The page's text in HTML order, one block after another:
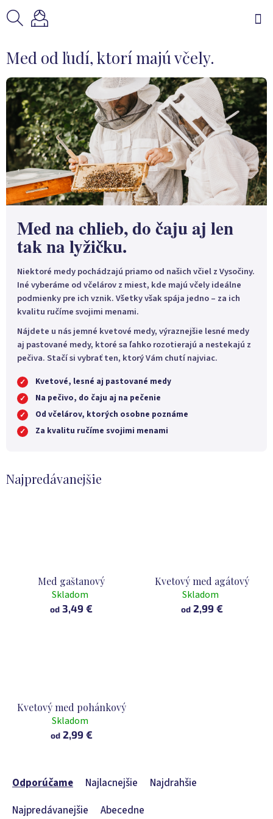
na
Med od ľudí, ktorí majú včely.
Med na chlieb, do čaju aj len
tak na lyžičku.
Niektoré medy pochádzajú priamo od našich včiel z Vysočiny.
Iné vyberáme od včelárov z miest, kde majú včely ideálne
podmienky pre ich vznik. Všetky však spája jedno – za ich
kvalitu ručíme svojimi menami.
Nájdete u nás jemné kvetové medy, výraznejšie lesné medy
aj pastované medy, ktoré sa ľahko rozotierajú a nestekajú z
pečiva. Stačí si vybrať ten, ktorý Vám chutí najviac.
✓ Kvetové, lesné aj pastované medy
✓ Na pečivo, do čaju aj na pečenie
✓ Od včelárov, ktorých osobne poznáme
✓ Za kvalitu ručíme svojimi menami
Najpredávanejšie
Med gaštanový
Skladom
od 3,49 €
Kvetový med agátový
Skladom
od2,99 €
Kvetový med pohánkový
Skladom
od2,99 €
d
Odporúčame Najlacnejšie
Najdrahšie
Najpredávanejšie
Abecedne